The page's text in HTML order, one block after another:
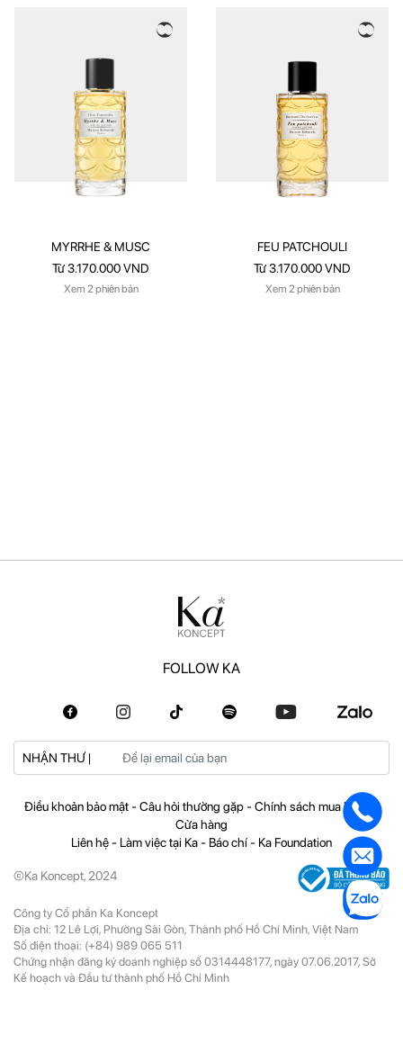
MYRRHE & MUSC
Từ 3.170.000 VND
Xem 2 phiên bản
FEU PATCHOULI
Từ 3.170.000 VND
Xem 2 phiên bản
FOLLOW KA
NHẬN THƯ |
Điều khoản bảo mật-Câu hỏi thường gặp-Chính sách mua hàng
Cửa hàng
Liên hệ- Làm việc tại Ka- Báo chí- Ka Foundation
©Ka Koncept, 2024
Công ty Cổ phần Ka Koncept
Địa chỉ: 12 Lê Lợi, Phường Sài Gòn, Thành phố Hồ Chí Minh, Việt Nam
Số điện thoại: (+84) 989 065 511
Chứng nhận đăng ký doanh nghiệp số 0314448177, ngày 07.06.2017, Sở
Kế hoạch và Đầu tư thành phố Hồ Chí Minh